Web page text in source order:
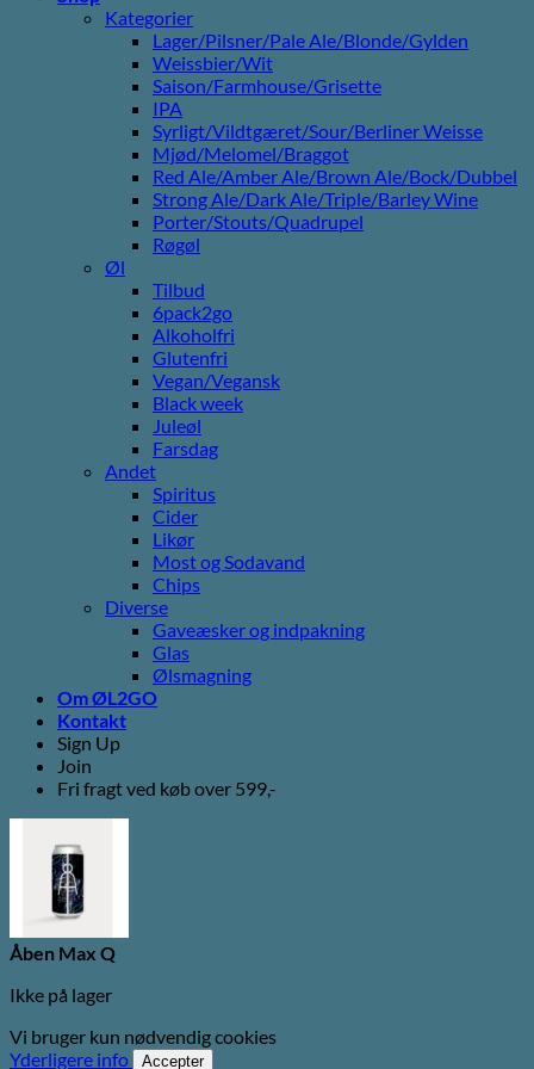
Kategorier
Lager/Pilsner/Pale Ale/Blonde/Gylden
Weissbier/Wit
Saison/Farmhouse/Grisette
IPA
Syrligt/Vildtgæret/Sour/Berliner Weisse
Mjød/Melomel/Braggot
Red Ale/Amber Ale/Brown Ale/Bock/Dubbel
Strong Ale/Dark Ale/Triple/Barley Wine
Porter/Stouts/Quadrupel
Røgøl
Øl
Tilbud
6pack2go
Alkoholfri
Glutenfri
Vegan/Vegansk
Black week
Juleøl
Farsdag
Andet
Spiritus
Cider
Likør
Most og Sodavand
Chips
Diverse
Gaveæsker og indpakning
Glas
Ølsmagning
Om ØL2GO
Kontakt
Sign Up
Join
Fri fragt ved køb over 599,-
Åben Max Q
Ikke på lager
Vi bruger kun nødvendig cookies
Yderligere info
Accepter